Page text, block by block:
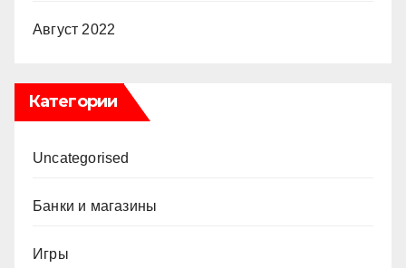
Август 2022
Категории
Uncategorised
Банки и магазины
Игры